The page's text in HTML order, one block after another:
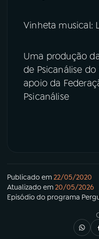
Vinheta musical:
Uma produção
de Psicanálise
apoio da
Psicanálise
Publicado em22/05/2020
Atualizado em20/05/2026
Episódio do programa